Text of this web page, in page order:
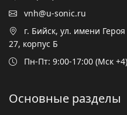
vnh@u-sonic.ru
г. Бийск, ул. имени
27, корпус Б
Пн-Пт: 9:00-17:00 (Мск +4)
Основные разделы